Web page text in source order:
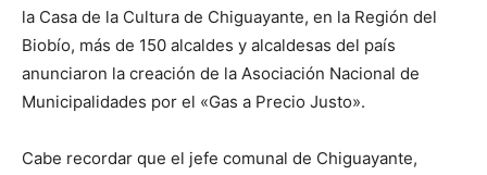
la Casa de la Cultura de Chiguayante, en la Región del
Biobío, más de 150 alcaldes y alcaldesas del país
anunciaron la creación de la Asociación Nacional de
Municipalidades por el «Gas a Precio Justo».
Cabe recordar que el jefe comunal de Chiguayante,